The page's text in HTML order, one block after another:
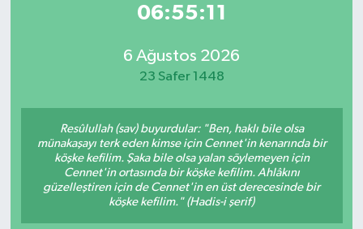
06:55:11
6 Ağustos 2026
23 Safer 1448
Resûlullah (sav) buyurdular: "Ben, haklı bile olsa
münakaşayı terk eden kimse için Cennet'in kenarında bir
köşke kefilim. Şaka bile olsa yalan söylemeyen için
Cennet'in ortasında bir köşke kefilim. Ahlâkını
güzelleştiren için de Cennet'in en üst derecesinde bir
köşke kefilim." (Hadis-i şerif)